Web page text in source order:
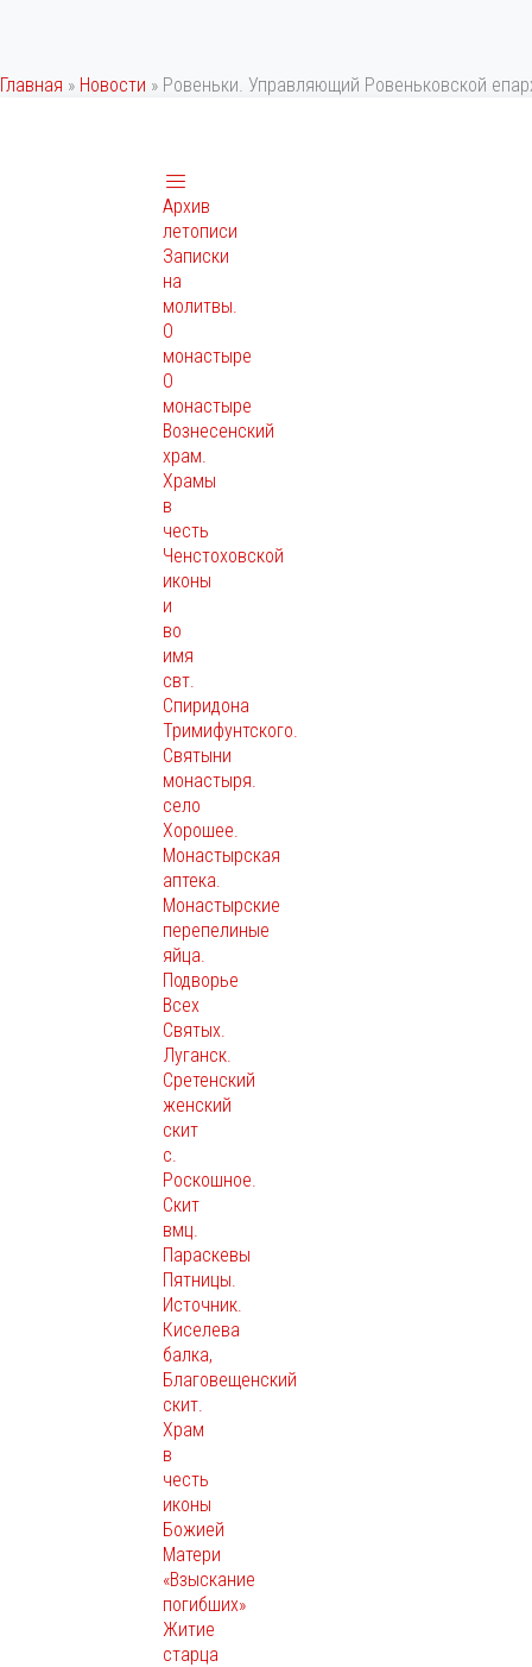
Главная » Новости » Ровеньки. Управляющий Ровеньковской
Архив
летописи
Записки
на
молитвы.
О
монастыре
О
монастыре
Вознесенский
храм.
Храмы
в
честь
Ченстоховской
иконы
и
во
имя
свт.
Спиридона
Тримифунтского.
Святыни
монастыря.
село
Хорошее.
Монастырская
аптека.
Монастырские
перепелиные
яйца.
Подворье
Всех
Святых.
Луганск.
Сретенский
женский
скит
с.
Роскошное.
Скит
вмц.
Параскевы
Пятницы.
Источник.
Киселева
балка,
Благовещенский
скит.
Храм
в
честь
иконы
Божией
Матери
«Взыскание
погибших»
Житие
старца